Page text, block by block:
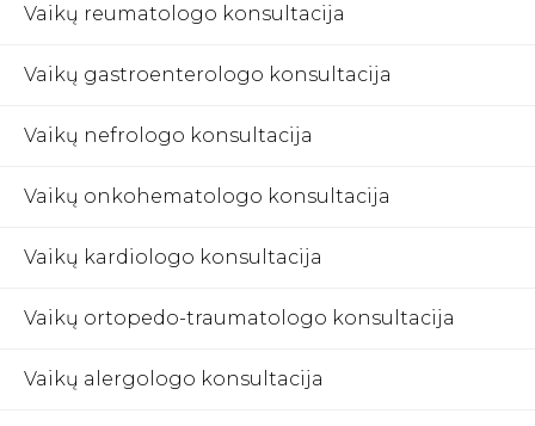
Vaikų reumatologo konsultacija
Vaikų gastroenterologo konsultacija
Vaikų nefrologo konsultacija
Vaikų onkohematologo konsultacija
Vaikų kardiologo konsultacija
Vaikų ortopedo-traumatologo konsultacija
Vaikų alergologo konsultacija